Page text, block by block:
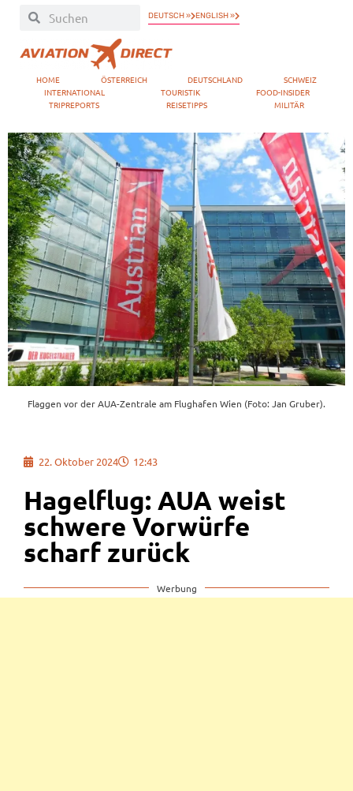
DEUTSCH » ENGLISH »
HOME ÖSTERREICH DEUTSCHLAND
SCHWEIZ
INTERNATIONAL
TOURISTIK
FOOD-INSIDER
TRIPREPORTS
REISETIPPS MILITÄR
Flaggen vor der AUA-Zentrale am Flughafen Wien (Foto: Jan Gruber).
22. Oktober 2024 12:43
Hagelflug: AUA weist
schwere Vorwürfe
scharf zurück
Werbung